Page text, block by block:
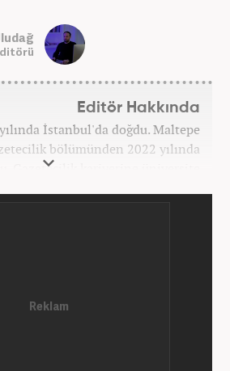
Editör Hakkında
İstanbul'da doğdu. Maltepe
bölümünden 2022 yılında
Gazetecilik kariyerine üniversite